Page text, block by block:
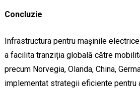
Concluzie
Infrastructura pentru mașinile
a facilita tranziția globală către
precum Norvegia, Olanda, China,
implementat strategii eficiente pentru